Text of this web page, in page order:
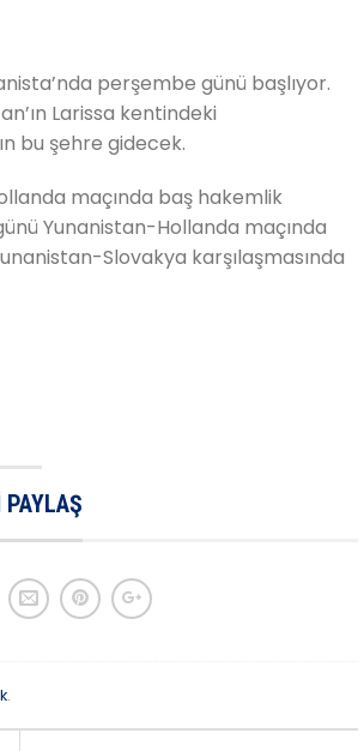
perşembe günü başlıyor.
Larissa kentindeki
bu şehre gidecek.
maçında baş hakemlik
Yunanistan-Hollanda maçında
Slovakya karşılaşmasında
PAYLAŞ
.